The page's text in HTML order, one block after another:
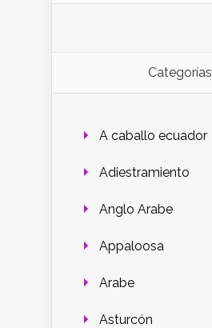
Categorías
A caballo ecuador
Adiestramiento
Anglo Arabe
Appaloosa
Arabe
Asturcón